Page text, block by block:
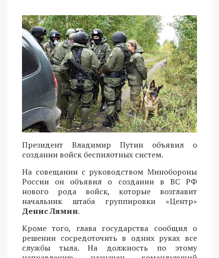
Президент Владимир Путин объявил о
создании войск беспилотных систем.
На совещании с руководством Минобороны
России он объявил о создании в ВС РФ
нового рода войск, которые возглавит
начальник штаба группировки «Центр»
Денис Лямин.
Кроме того, глава государства сообщил о
решении сосредоточить в одних руках все
службы тыла. На должность по этому